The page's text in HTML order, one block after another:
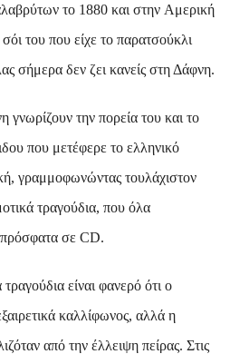
το 1880 και στην Aμερική
του που είχε το παρατσούκλι
σήμερα δεν ζει κανείς στη Δάφνη.
την πορεία του και το
που μετέφερε το ελληνικό
γραμμοφωνώντας τουλάχιστον
τραγούδια, που όλα
σε CD.
είναι φανερό ότι ο
καλλίφωνος, αλλά η
από την έλλειψη πείρας. Στις